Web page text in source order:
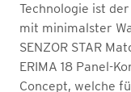
Technologie ist
mit minimalster
SENZOR STAR
ERIMA 18 Panel-
Concept, welche